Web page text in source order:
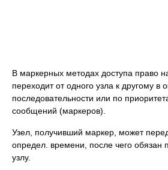
В маркерных методах доступа право
переходит от одного узла к другому в
последовательности или по
сообщений (маркеров).
Узел, получивший маркер, может
определ. времени, после чего обязан
узлу.